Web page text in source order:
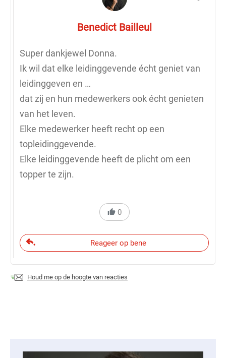
Benedict Bailleul
Super dankjewel Donna.
Ik wil dat elke leidinggevende écht geniet van
leidinggeven en …
dat zij en hun medewerkers ook écht genieten
van het leven.
Elke medewerker heeft recht op een
topleidinggevende.
Elke leidinggevende heeft de plicht om een
topper te zijn.
0
Reageer op bene
Houd me op de hoogte van reacties